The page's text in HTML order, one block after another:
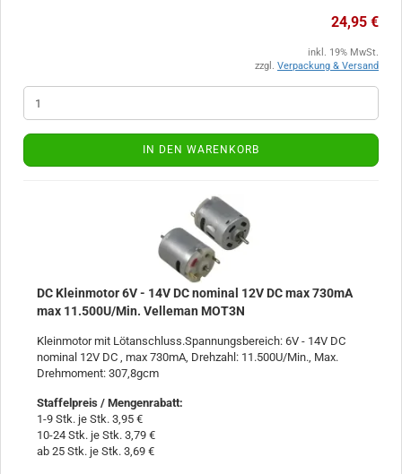
24,95 €
inkl. 19% MwSt.
zzgl. Verpackung & Versand
IN DEN WARENKORB
DC Kleinmotor 6V - 14V DC nominal 12V DC max 730mA
max 11.500U/Min. Velleman MOT3N
Kleinmotor mit Lötanschluss.Spannungsbereich: 6V - 14V DC
nominal 12V DC , max 730mA, Drehzahl: 11.500U/Min., Max.
Drehmoment: 307,8gcm
Staffelpreis / Mengenrabatt:
1-9 Stk. je Stk. 3,95 €
10-24 Stk. je Stk. 3,79 €
ab 25 Stk. je Stk. 3,69 €